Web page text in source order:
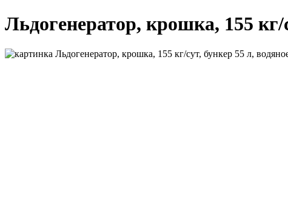
Льдогенератор, крошка, 155